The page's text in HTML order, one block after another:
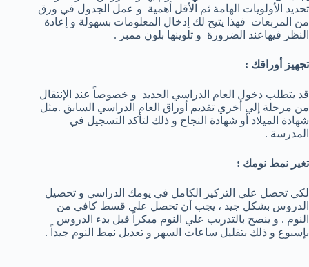
تحديد الأولويات الهامة ثم الأقل أهمية و عمل الجدول في ورق
من المربعات فهذا يتيح لك إدخال المعلومات بسهولة و إعادة
النظر فيهاعند الضرورة و تلوينها بلون ممبز .
تجهيز أوراقك :
قد يتطلب دخول العام الدراسي الجديد و خصوصاً عند الإنتقال
من مرحلة إلي أخري تقديم أوراق العام الدراسي السابق .مثل
شهادة الميلاد أو شهادة النجاح و ذلك لتأكد التسجيل في
المدرسة .
تغير نمط نومك :
لكي تحصل علي التركيز الكامل في يومك الدراسي و تحصيل
الدروس بشكل جيد ، يجب أن تحصل علي قسط كافي من
النوم . و ينصح بالتدريب علي النوم مبكراً قبل بدء الدروس
بإسبوع و ذلك بتقليل ساعات السهر و تعديل نمط النوم جيداً .